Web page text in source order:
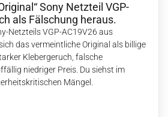
Sony Netzteil VGP-
als Fälschung heraus.
Netzteils VGP-AC19V26 aus
das vermeintliche Original als billige
Klebergeruch, falsche
niedriger Preis. Du siehst im
Mängel.